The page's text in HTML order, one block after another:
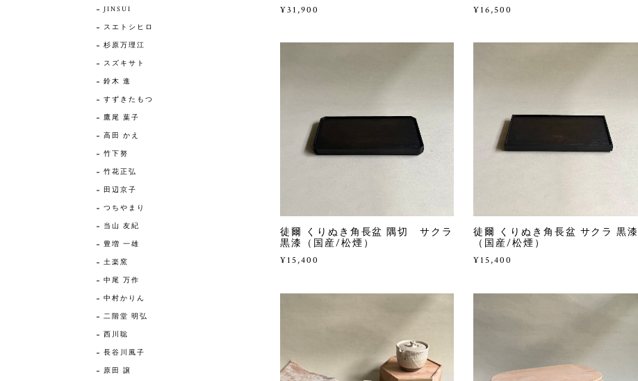
¥31,900 ¥16,500
徒爾 くりぬき角長盆 隅切 サクラ
黒漆（国産/松煙）
¥15,400
徒爾 くりぬき角長盆 サクラ 黒漆
（国産/松煙）
¥15,400
JINSUI
スエトシヒロ
杉原万理江
スズキサト
鈴木 進
すずきたもつ
鷹尾 葉子
高田 かえ
竹下努
竹花正弘
田辺京子
つちやまり
当山 友紀
豊増 一雄
土楽窯
中尾 万作
中村かりん
二階堂 明弘
西川聡
長谷川風子
原田 譲